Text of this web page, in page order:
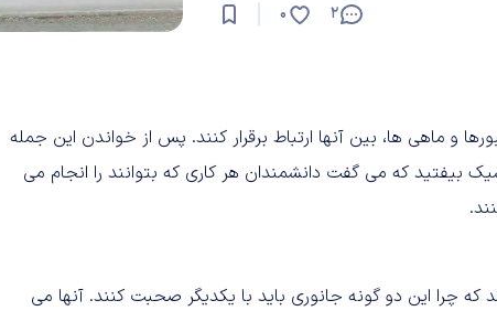
2
0
و ماهی ها، بین آنها ارتباط برقرار کنند. پس از خواندن این جمله
بیفتید که می گفت دانشمندان هر کاری که بتوانند را انجام می
چرا این دو گونه جانوری باید با یکدیگر صحبت کنند. آنها می